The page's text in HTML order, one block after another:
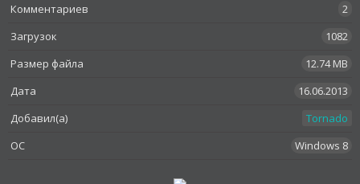
Комментариев
2
Загрузок
1082
Размер файла
12.74 MB
Дата
16.06.2013
Добавил(а)
Tornado
OC
Windows 8